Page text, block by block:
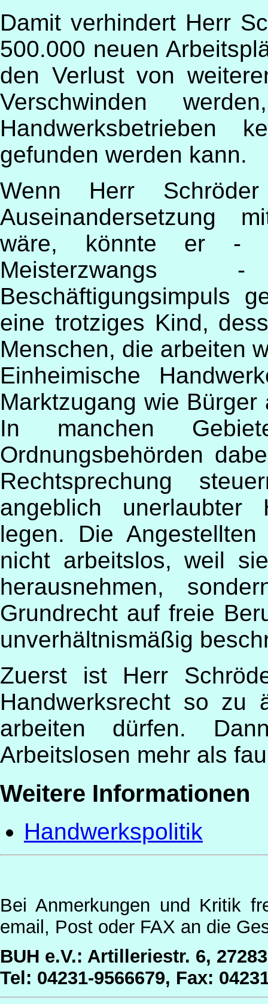
Damit verhindert Herr
500.000 neuen
den Verlust von
Verschwinden
Handwerksbetrieben
gefunden werden kann.
Wenn Herr
Auseinandersetzung
wäre, könnte er -
Meisterzwangs
Beschäftigungsimpuls
eine trotziges Kind,
Menschen, die arbeiten
Einheimische
Marktzugang wie
In manchen
Ordnungsbehörden
Rechtsprechung
angeblich unerlaubter
legen. Die
nicht arbeitslos, weil
herausnehmen,
Grundrecht auf freie
unverhältnismäßig
Zuerst ist Herr
Handwerksrecht so zu
arbeiten dürfen.
Arbeitslosen mehr als
Weitere Informationen
Handwerkspolitik
Bei Anmerkungen und Kritik
email, Post oder FAX an die
BUH e.V.: Artilleriestr. 6,
Tel: 04231-9566679, Fax: